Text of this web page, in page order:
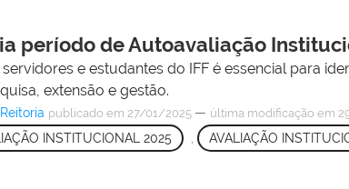
período de Autoavaliação
e estudantes do IFF é essencial para
extensão e gestão.
publicado em 27/01/2025 — última modificação em
INSTITUCIONAL 2025 AVALIAÇÃO